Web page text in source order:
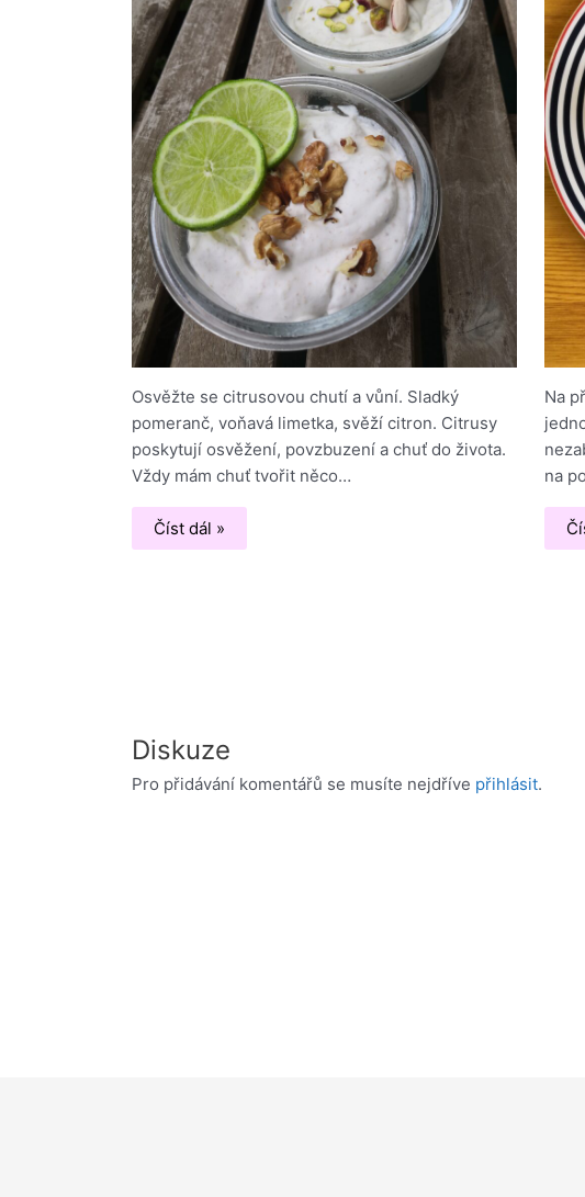
Osvěžte se citrusovou chutí a vůní. Sladký
pomeranč, voňavá limetka, svěží citron. Citrusy
poskytují osvěžení, povzbuzení a chuť do života.
Vždy mám chuť tvořit něco…
Číst dál »
Na
na
Diskuze
Pro přidávání komentářů se musíte nejdříve přihlásit.